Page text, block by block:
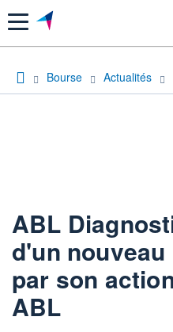
Menu
Bourse Actualités
ABL
d'un
par son
ABL